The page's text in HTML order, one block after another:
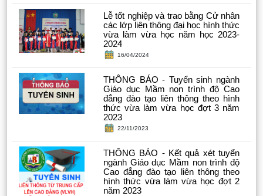
Lễ tốt nghiệp và trao bằng Cử nhân
các lớp liên thông đại học hình thức
vừa làm vừa học năm học 2023-
2024
16/04/2024
THÔNG BÁO - Tuyển sinh ngành
Giáo dục Mầm non trình độ Cao
đẳng đào tạo liên thông theo hình
thức vừa làm vừa học đợt 3 năm
2023
22/11/2023
THÔNG BÁO - Kết quả xét tuyển
ngành Giáo dục Mầm non trình độ
Cao đẳng đào tạo liên thông theo
hình thức vừa làm vừa học đợt 2
năm 2023